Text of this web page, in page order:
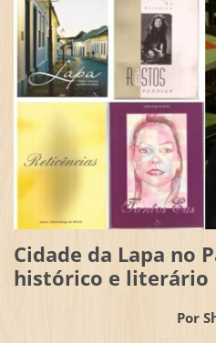
Cidade da Lapa no
histórico e literário
Por